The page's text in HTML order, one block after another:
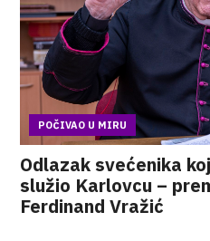
POČIVAO U MIRU
Odlazak svećenika
služio Karlovcu –
Ferdinand Vražić